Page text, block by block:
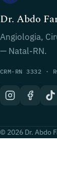
Dr. Abdo
Angiologia,
— Natal-RN.
CRM-RN 3332 ·
© 2026 Dr. Abdo